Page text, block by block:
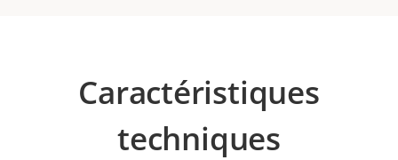
Caractéristiques
techniques